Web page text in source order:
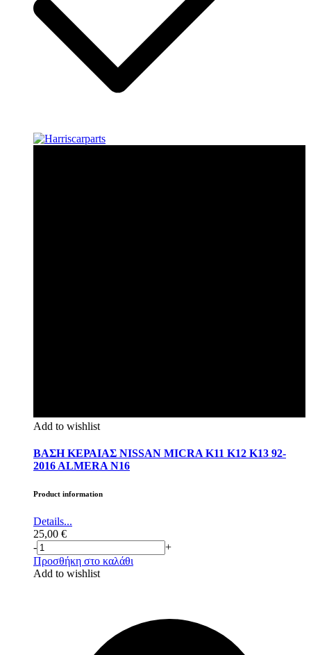
Add to wishlist
ΒΑΣΗ ΚΕΡΑΙΑΣ NISSAN MICRA K11 K12 K13 92-
2016 ALMERA N16
Product information
Details...
25,00 €
-
+
Προσθήκη στο καλάθι
Add to wishlist